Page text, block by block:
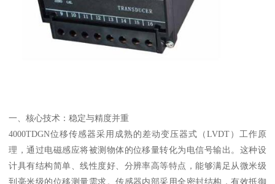
一、核心技术：稳定与精度并重
4000TDGN位移传感器采用成熟的差动变压器式（LVDT）工作原
理，通过电磁感应将被测物体的位移量转化为电信号输出。这种设
计具有结构简单、线性度好、分辨率高等特点，能够满足从微米级
到毫米级的位移测量需求。传感器内部采用全密封结构，有效抵御